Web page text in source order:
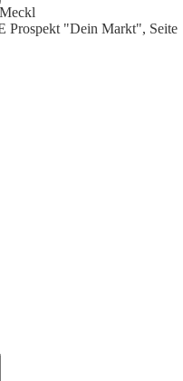
Prospekt "Dein Markt", Seite